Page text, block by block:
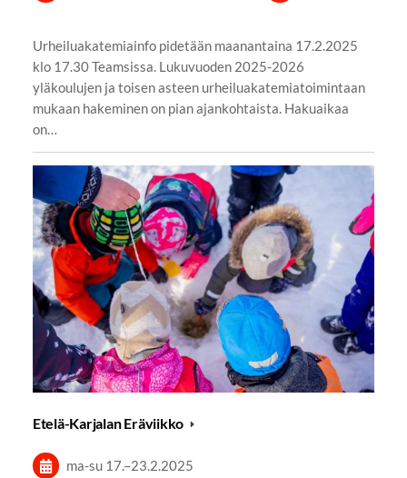
Urheiluakatemiainfo pidetään maanantaina 17.2.2025
klo 17.30 Teamsissa. Lukuvuoden 2025-2026
yläkoulujen ja toisen asteen urheiluakatemiatoimintaan
mukaan hakeminen on pian ajankohtaista. Hakuaikaa
on…
Etelä-Karjalan Eräviikko
ma-su 17.–23.2.2025